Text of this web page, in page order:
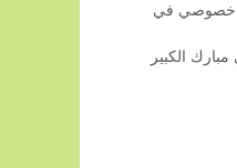
خصوصي في
الكبير